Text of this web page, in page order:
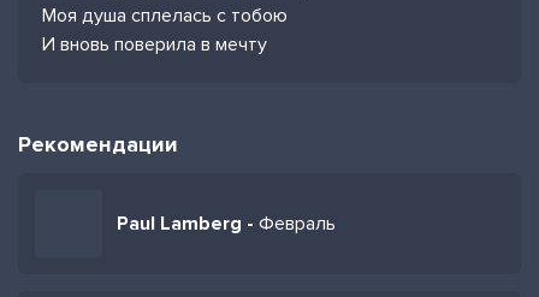
Моя душа сплелась с тобою
И вновь поверила в мечту
Рекомендации
Paul Lamberg - Февраль